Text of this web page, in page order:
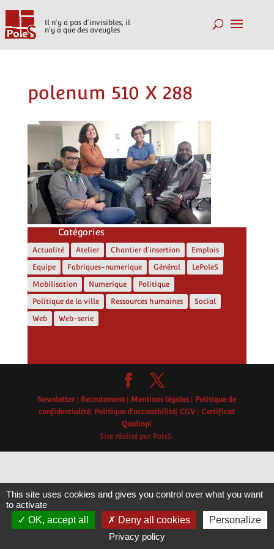
Il n'y a pas d'invisibles, il
n'y a que des aveugles
polenum 510 X 288
Catégories
Actualité Atelier Chantier d'insertion
Emplois
Equipe
Fabriques-numerique Général
LePoleS
Mobilisation
Numerique
Politique
Politique de la ville
Ressources humaines
Social
Web
Web-serie
Newsletter| Recrutement Mentions légales|
Politique de
confidentialité| Politique d'accessibilité|CGV|Certificat
Qualiopi
Site réalisé par PoleS.
This site uses cookies and gives you control over what you want
to activate
OK, accept all
Deny all cookies
Personalize
Privacy policy